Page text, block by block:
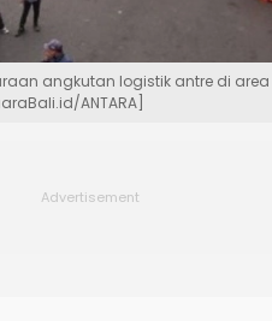
angkutan logistik antre di area
ANTARA]